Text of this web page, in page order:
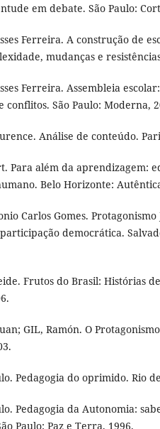
em debate. São Paulo:
Ferreira. A construção de
mudanças e
Ferreira. Assembleia
conflitos. São Paulo: Moderna,
Análise de conteúdo.
Para além da aprendizagem:
Belo Horizonte:
Carlos Gomes.
democrática.
Frutos do Brasil: Histórias
GIL, Ramón. O
Pedagogia do oprimido. Rio
Pedagogia da Autonomia:
Paulo: Paz e Terra, 1996.